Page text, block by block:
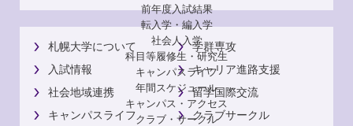
前年度入試結果
転入学・編入学
社会人入学
科目等履修生・研究生
キャンパスライフ
年間スケジュール
キャンパス・アクセス
クラブ・サークル
札幌大学について
学群専攻
入試情報
キャリア進路支援
社会地域連携
留学国際交流
キャンパスライフ
クラブサークル